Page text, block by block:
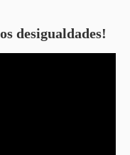
desigualdades!